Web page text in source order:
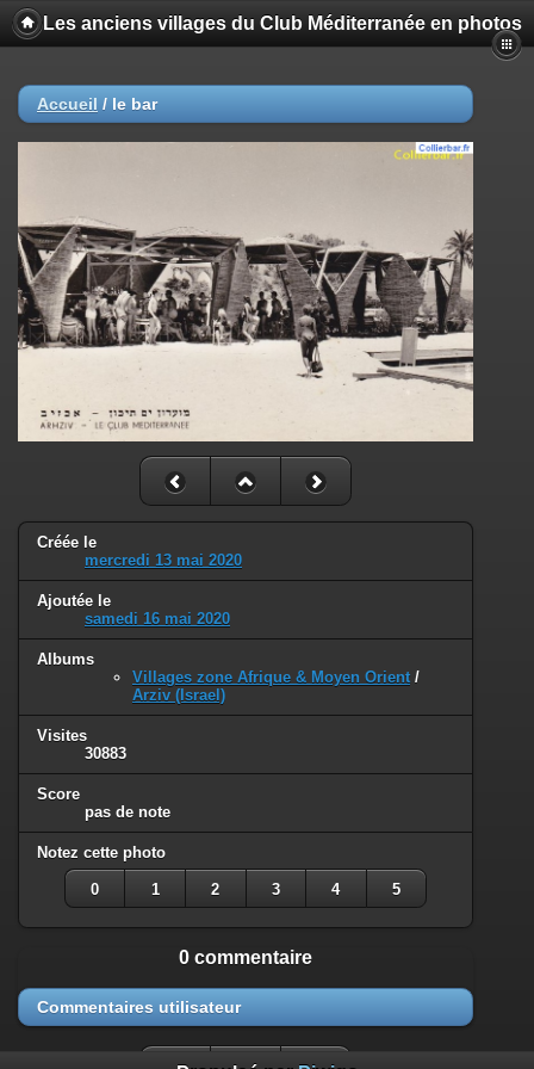
Les anciens villages du Club Méditerranée en photos
Accueil / le bar
Créée le
mercredi 13 mai 2020
Ajoutée le
samedi 16 mai 2020
Albums
Villages zone Afrique & Moyen Orient /
Arziv (Israel)
Visites
30883
Score
pas de note
Notez cette photo
0 1 2 3 4 5
0 commentaire
Commentaires utilisateur